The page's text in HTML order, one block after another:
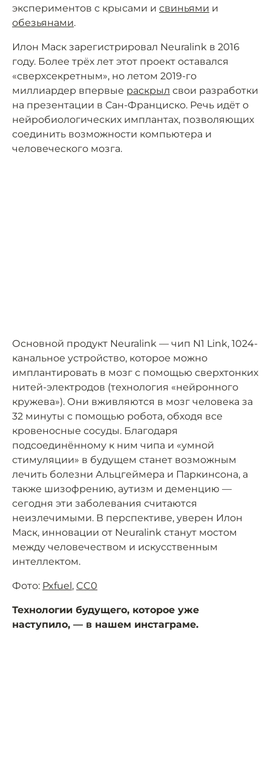
экспериментов с крысами и свиньями и
обезьянами.
Илон Маск зарегистрировал Neuralink в 2016
году. Более трёх лет этот проект оставался
«сверхсекретным», но летом 2019-го
миллиардер впервые раскрыл свои разработки
на презентации в Сан-Франциско. Речь идёт о
нейробиологических имплантах, позволяющих
соединить возможности компьютера и
человеческого мозга.
Основной продукт Neuralink — чип N1 Link, 1024-
канальное устройство, которое можно
имплантировать в мозг с помощью сверхтонких
нитей-электродов (технология «нейронного
кружева»). Они вживляются в мозг человека за
32 минуты с помощью робота, обходя все
кровеносные сосуды. Благодаря
подсоединённому к ним чипа и «умной
стимуляции» в будущем станет возможным
лечить болезни Альцгеймера и Паркинсона, а
также шизофрению, аутизм и деменцию —
сегодня эти заболевания считаются
неизлечимыми. В перспективе, уверен Илон
Маск, инновации от Neuralink станут мостом
между человечеством и искусственным
интеллектом.
Фото: Pxfuel, CC0
Технологии будущего, которое уже
наступило, — в нашем инстаграме.